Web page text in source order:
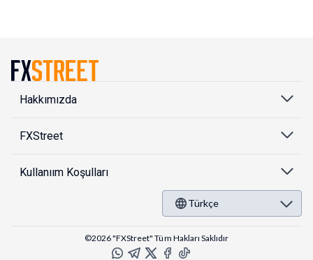
Hakkımızda
FXStreet
Kullanıım Koşulları
Türkçe
©2026 "FXStreet" Tüm Hakları Saklıdır